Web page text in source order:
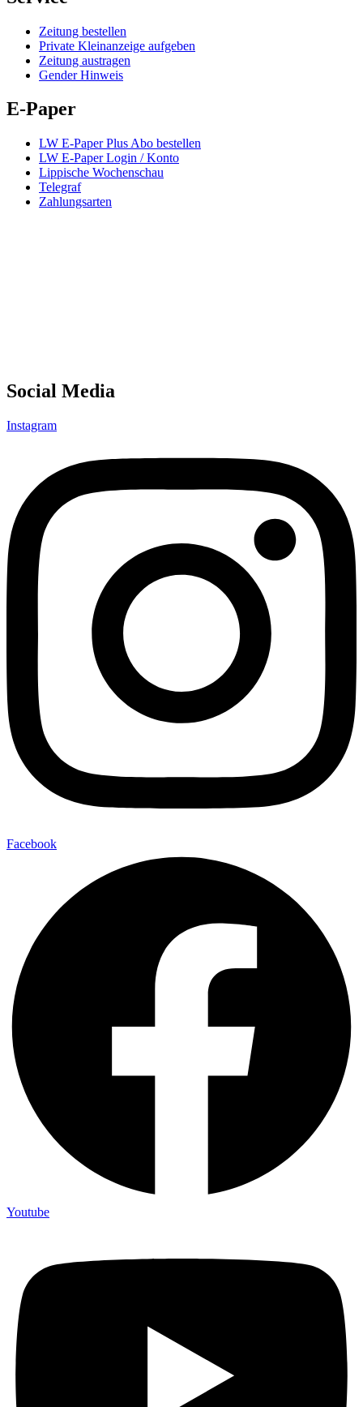
Zeitung bestellen
Private Kleinanzeige aufgeben
Zeitung austragen
Gender Hinweis
E-Paper
LW E-Paper Plus Abo bestellen
LW E-Paper Login / Konto
Lippische Wochenschau
Telegraf
Zahlungsarten
Social Media
Instagram
Facebook
Youtube